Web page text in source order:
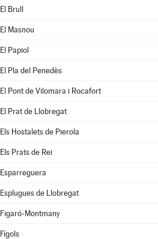
El Brull
El Masnou
El Papiol
El Pla del Penedès
El Pont de Vilomara i Rocafort
El Prat de Llobregat
Els Hostalets de Pierola
Els Prats de Rei
Esparreguera
Esplugues de Llobregat
Figaró-Montmany
Fígols